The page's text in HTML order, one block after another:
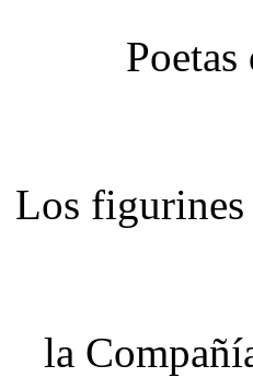
Los
la